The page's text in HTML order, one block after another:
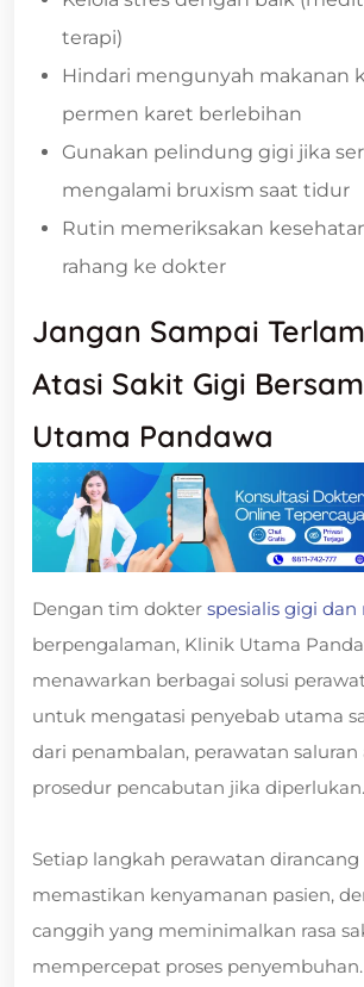
terapi)
Hindari mengunyah makanan
permen karet berlebihan
Gunakan pelindung gigi jika
mengalami bruxism saat tidur
Rutin memeriksakan
rahang ke dokter
Jangan Sampai
Atasi Sakit Gigi
Utama Pandawa
Dengan tim dokter spesialis gigi
berpengalaman, Klinik Utama
menawarkan berbagai solusi
untuk mengatasi penyebab utama
dari penambalan, perawatan saluran
prosedur pencabutan jika diperlukan.
Setiap langkah perawatan
memastikan kenyamanan pasien,
canggih yang meminimalkan rasa
mempercepat proses penyembuhan.